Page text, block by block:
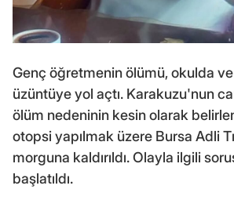
Genç öğretmenin ölümü, okulda
üzüntüye yol açtı. Karakuzu'nun
ölüm nedeninin kesin olarak
otopsi yapılmak üzere Bursa Adli
morguna kaldırıldı. Olayla ilgili
başlatıldı.